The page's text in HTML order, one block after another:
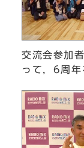
交流会参加
って，6周年